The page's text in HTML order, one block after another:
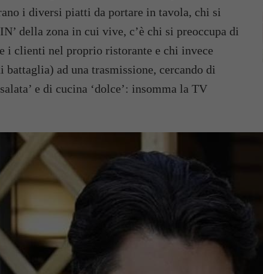
i diversi piatti da portare in tavola, chi si
della zona in cui vive, c’è chi si preoccupa di
i clienti nel proprio ristorante e chi invece
ad una trasmissione, cercando di
e di cucina ‘dolce’: insomma la TV